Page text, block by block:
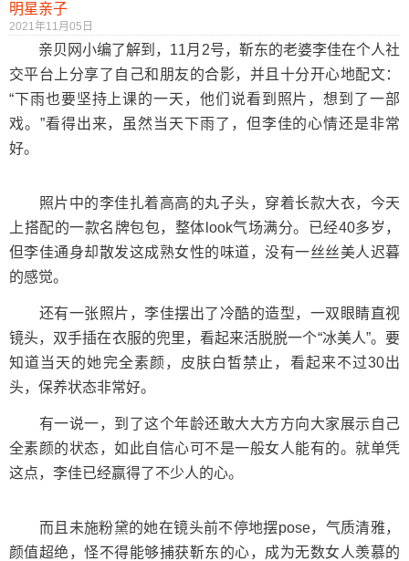
明星亲子
2021年11月05日
亲贝网小编了解到，11月2号，靳东的老婆李佳在个人社
交平台上分享了自己和朋友的合影，并且十分开心地配文：
“下雨也要坚持上课的一天，他们说看到照片，想到了一部
戏。”看得出来，虽然当天下雨了，但李佳的心情还是非常
好。
照片中的李佳扎着高高的丸子头，穿着长款大衣，今天
上搭配的一款名牌包包，整体look气场满分。已经40多岁，
但李佳通身却散发这成熟女性的味道，没有一丝丝美人迟暮
的感觉。
还有一张照片，李佳摆出了冷酷的造型，一双眼睛直视
镜头，双手插在衣服的兜里，看起来活脱脱一个“冰美人”。要
知道当天的她完全素颜，皮肤白皙禁止，看起来不过30出
头，保养状态非常好。
有一说一，到了这个年龄还敢大大方方向大家展示自己
全素颜的状态，如此自信心可不是一般女人能有的。就单凭
这点，李佳已经赢得了不少人的心。
而且未施粉黛的她在镜头前不停地摆pose，气质清雅，
颜值超绝，怪不得能够捕获靳东的心，成为无数女人羡慕的